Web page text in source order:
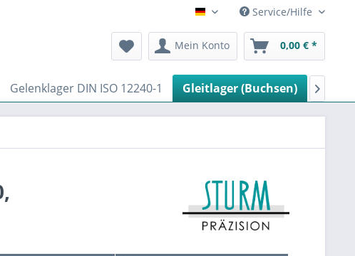
Deutsch Service/Hilfe
Mein Konto 0,00 € *
Gelenklager DIN ISO 12240-1 Gleitlager (Buchsen) 